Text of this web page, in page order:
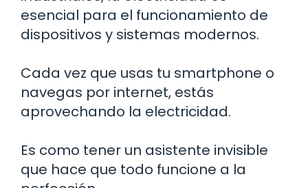
esencial para el funcionamiento de
dispositivos y sistemas modernos.
Cada vez que usas tu smartphone o
navegas por internet, estás
aprovechando la electricidad.
Es como tener un asistente invisible
que hace que todo funcione a la